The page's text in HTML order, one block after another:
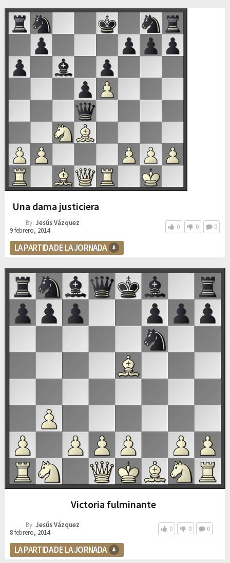
Una dama justiciera
By: Jesús Vázquez
9 febrero, 2014
0 0 0
LA PARTIDA DE LA JORNADA
Victoria fulminante
By: Jesús Vázquez
8 febrero, 2014
0 0 0
LA PARTIDA DE LA JORNADA